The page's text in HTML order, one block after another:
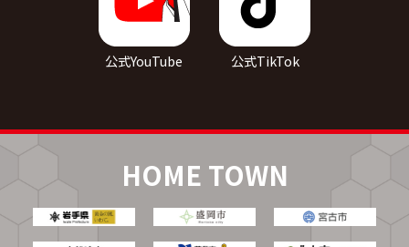
公式YouTube 公式TikTok
HOME TOWN